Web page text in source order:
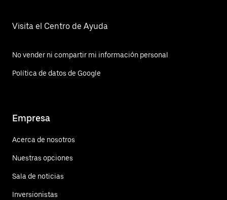
Visita el Centro de Ayuda
No vender ni compartir mi información personal
Política de datos de Google
Empresa
Acerca de nosotros
Nuestras opciones
Sala de noticias
Inversionistas